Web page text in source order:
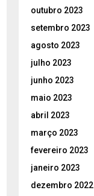
outubro 2023
setembro 2023
agosto 2023
julho 2023
junho 2023
maio 2023
abril 2023
março 2023
fevereiro 2023
janeiro 2023
dezembro 2022